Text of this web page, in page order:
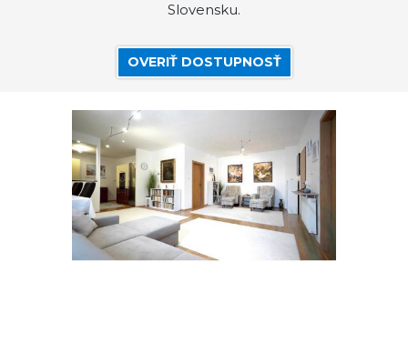
Slovensku.
OVERIŤ DOSTUPNOSŤ